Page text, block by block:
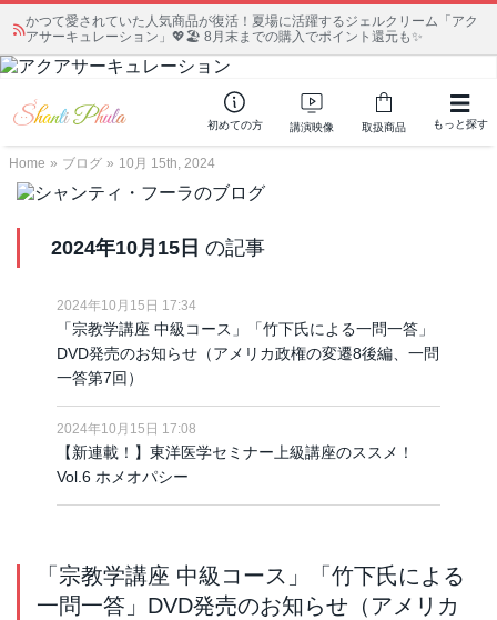
かつて愛されていた人気商品が復活！夏場に活躍するジェルクリーム「アク
アサーキュレーション」💖🏖️ 8月末までの購入でポイント還元も✨
初めての方 講演映像 取扱商品 もっと探す
Home » ブログ » 10月 15th, 2024
2024年10月15日 の記事
2024年10月15日 17:34
「宗教学講座 中級コース」「竹下氏による一問一答」
DVD発売のお知らせ（アメリカ政権の変遷8後編、一問
一答第7回）
2024年10月15日 17:08
【新連載！】東洋医学セミナー上級講座のススメ！
Vol.6 ホメオパシー
「宗教学講座 中級コース」「竹下氏による
一問一答」DVD発売のお知らせ（アメリカ